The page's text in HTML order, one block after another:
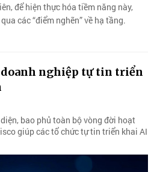
để hiện thực hóa tiềm năng này,
các “điểm nghẽn” về hạ tầng.
doanh nghiệp tự tin triển
bao phủ toàn bộ vòng đời hoạt
giúp các tổ chức tự tin triển khai AI